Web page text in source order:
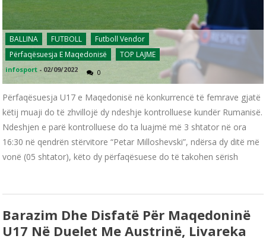
BALLINA FUTBOLL
Futboll Vendor
Përfaqësuesja E Maqedonisë
TOP LAJME
infosport - 02/09/2022 0
Përfaqësuesja U17 e Maqedonisë në konkurrencë të femrave gjatë
këtij muaji do të zhvillojë dy ndeshje kontrolluese kundër Rumanisë.
Ndeshjen e parë kontrolluese do ta luajmë më 3 shtator në ora
16:30 në qendrën stërvitore “Petar Milloshevski”, ndërsa dy ditë më
vonë (05 shtator), këto dy përfaqësuese do të takohen sërish
Barazim Dhe Disfatë Për Maqedoninë
U17 Në Duelet Me Austrinë, Livareka